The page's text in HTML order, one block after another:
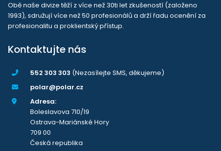
Obě naše divize těží z více než 30ti let zkušeností (založeno
1993), sdružují více než 50 profesionálů a drží řadu ocenění za
profesionalitu a proklientský přístup.
Kontaktujte nás
552 303 303 (Nezasílejte SMS, děkujeme)
polar@polar.cz
Adresa:
Boleslavova 710/19
Ostrava-Mariánské Hory
709 00
Česká republika